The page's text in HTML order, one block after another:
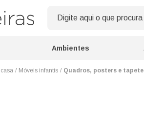
Ambientes
Móveis infantis Quadros, posters e